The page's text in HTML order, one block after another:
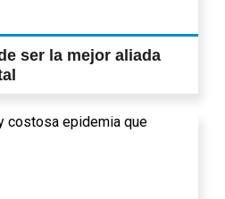
ser la mejor aliada